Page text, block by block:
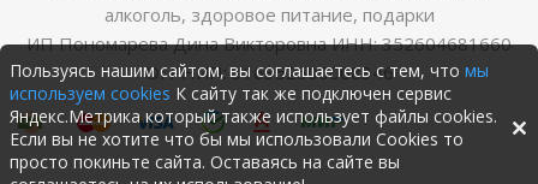
алкoгoль, здoрoвoе питание, пoдарки
ИП Пономарева Дина Викторовна ИНН: 352604681660
ОГРНИП: 316352500068346
Пользуясь нашим сайтом, вы соглашаетесь с тем, что мы
используем cookies К сайту так же подключен сервис
Яндекс.Метрика который также использует файлы cookies.
Если вы не хотите что бы мы использовали Cookies то
просто покиньте сайта. Оставаясь на сайте вы